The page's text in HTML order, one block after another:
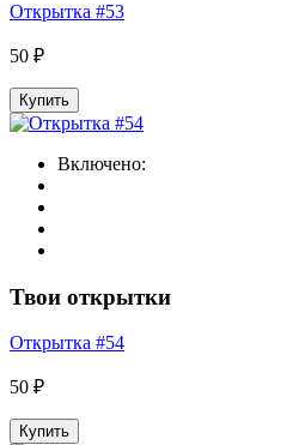
Открытка #53
50 ₽
Купить
Включено:
Твои открытки
Открытка #54
50 ₽
Купить